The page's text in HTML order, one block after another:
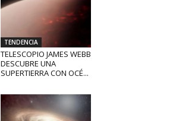
TENDENCIA
TELESCOPIO JAMES WEBB
DESCUBRE UNA
SUPERTIERRA CON OCÉ...